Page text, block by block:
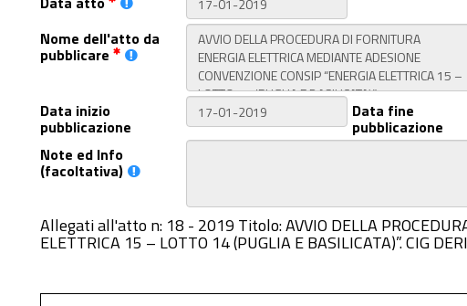
Nome dell'atto da
pubblicare
Data inizio
pubblicazione
Data fine
pubblicazione
Note ed Info
(facoltativa)
Allegati all'atto n: 18 - 2019 Titolo: AVVIO DELLA
ELETTRICA 15 – LOTTO 14 (PUGLIA E BASILICATA)”. CIG